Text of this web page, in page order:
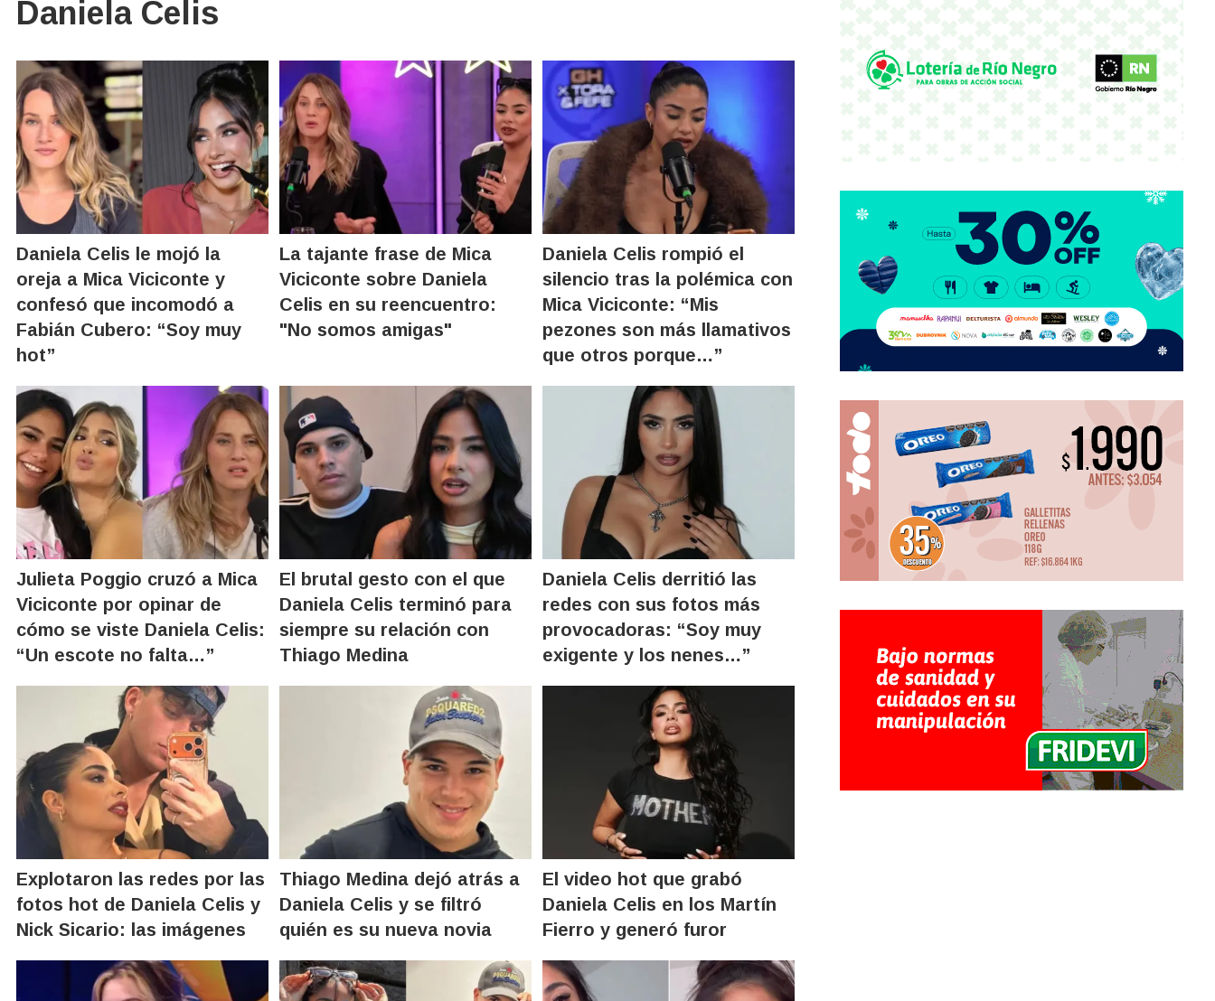
Daniela Celis
Daniela Celis le mojó la
oreja a Mica Viciconte y
confesó que incomodó a
Fabián Cubero: “Soy muy
hot”
La tajante frase de Mica
Viciconte sobre Daniela
Celis en su reencuentro:
"No somos amigas"
Daniela Celis rompió el
silencio tras la polémica con
Mica Viciconte: “Mis
pezones son más llamativos
que otros porque…”
Julieta Poggio cruzó a Mica
Viciconte por opinar de
cómo se viste Daniela Celis:
“Un escote no falta…”
El brutal gesto con el que
Daniela Celis terminó para
siempre su relación con
Thiago Medina
Daniela Celis derritió las
redes con sus fotos más
provocadoras: “Soy muy
exigente y los nenes…”
Explotaron las redes por las
fotos hot de Daniela Celis y
Nick Sicario: las imágenes
Thiago Medina dejó atrás a
Daniela Celis y se filtró
quién es su nueva novia
El video hot que grabó
Daniela Celis en los Martín
Fierro y generó furor